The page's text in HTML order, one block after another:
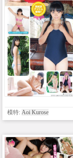
模特: Aoi Kurose